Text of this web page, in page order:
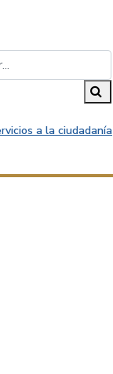
a la ciudadanía